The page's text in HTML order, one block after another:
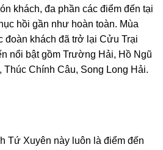
khách, đa phần các điểm đến tại
hồi gần như hoàn toàn. Mùa
đoàn khách đã trở lại Cửu Trại
nổi bật gồm Trường Hải, Hồ Ngũ
Chính Câu, Song Long Hải.
Tứ Xuyên này luôn là điểm đến